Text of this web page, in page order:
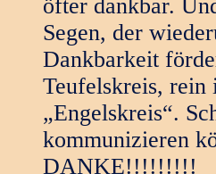
öfter dankbar.
Segen, der
Dankbarkeit
Teufelskreis,
„Engelskreis“.
kommunizieren
DANKE!!!!!!!!!